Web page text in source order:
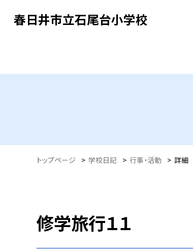
春日井市立石尾台小学校
トップページ > 学校日記 > 行事・活動 > 詳細
修学旅行１１